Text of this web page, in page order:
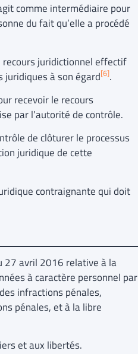
comme intermédiaire pour
du fait qu’elle a procédé
recours juridictionnel effectif
à son égard[6].
recevoir le recours
par l’autorité de contrôle.
de clôturer le processus
juridique de cette
contraignante qui doit
27 avril 2016 relative à la
à caractère personnel par
infractions pénales,
pénales, et à la libre
et aux libertés.